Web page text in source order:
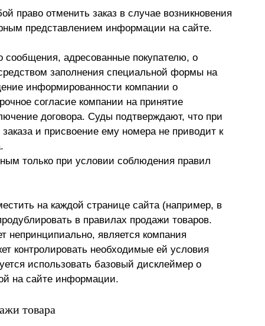
право отменить заказ в случае возникновения
представлением информации на сайте.
сообщения, адресованные покупателю, о
заполнения специальной формы на
информированности компании о
согласие компании на принятие
договора. Суды подтверждают, что при
и присвоение ему номера не приводит к
только при условии соблюдения правил
на каждой странице сайта (например, в
в правилах продажи товаров.
непринципиально, является компания
контролировать необходимые ей условия
использовать базовый дисклеймер о
на сайте информации.
товара